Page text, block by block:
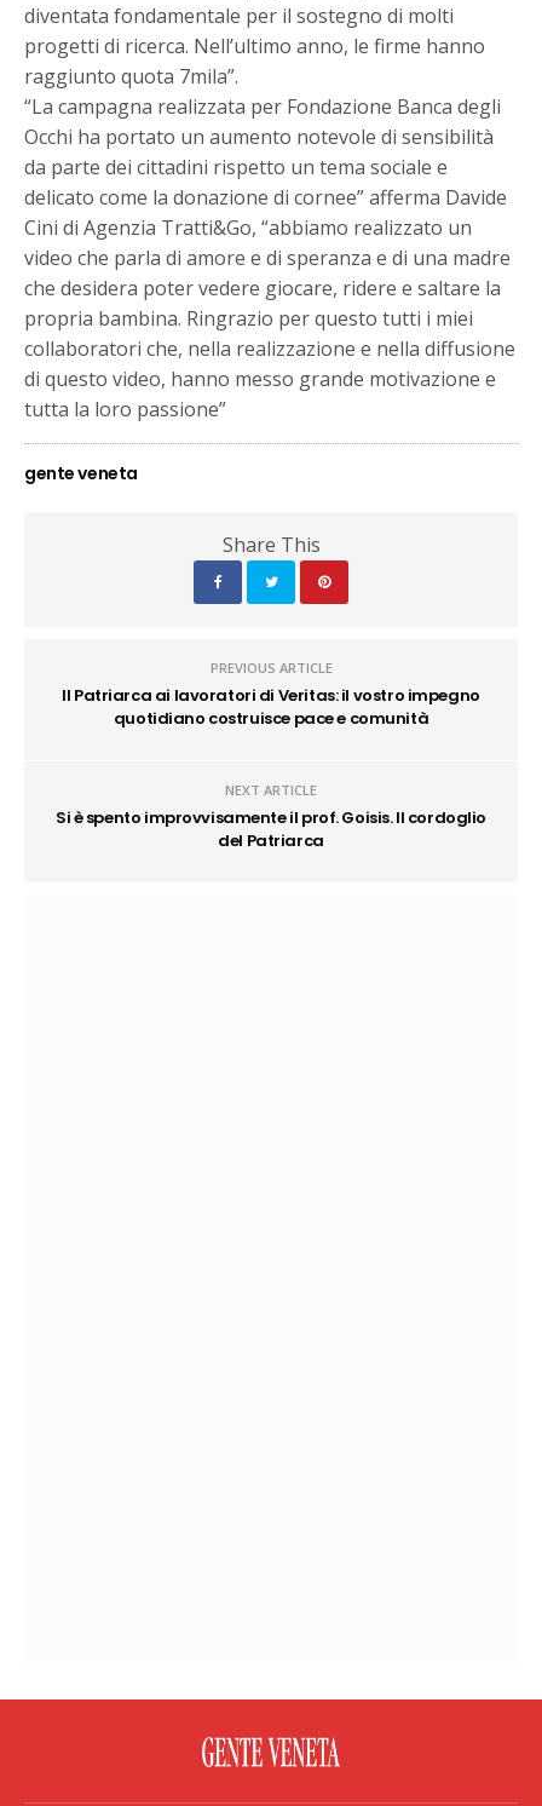
diventata fondamentale per il sostegno di molti
progetti di ricerca. Nell’ultimo anno, le firme hanno
raggiunto quota 7mila”.
“La campagna realizzata per Fondazione Banca degli
Occhi ha portato un aumento notevole di sensibilità
da parte dei cittadini rispetto un tema sociale e
delicato come la donazione di cornee” afferma Davide
Cini di Agenzia Tratti&Go, “abbiamo realizzato un
video che parla di amore e di speranza e di una madre
che desidera poter vedere giocare, ridere e saltare la
propria bambina. Ringrazio per questo tutti i miei
collaboratori che, nella realizzazione e nella diffusione
di questo video, hanno messo grande motivazione e
tutta la loro passione”
gente veneta
Share This
PREVIOUS ARTICLE
Il Patriarca ai lavoratori di Veritas: il vostro impegno
quotidiano costruisce pace e comunità
NEXT ARTICLE
Si è spento improvvisamente il prof. Goisis. Il cordoglio
del Patriarca